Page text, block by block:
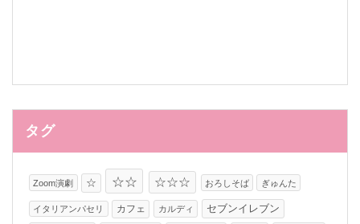
タグ
Zoom演劇 ☆ ☆☆ ☆☆☆ おろしそば ぎゅんた
イタリアンパセリ カフェ カルディ
セブンイレブン